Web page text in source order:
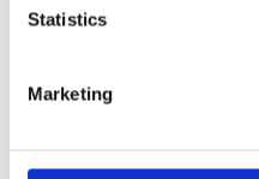
Statistics
Marketing
Tvätt:40 Grader
Visa alla produkter från